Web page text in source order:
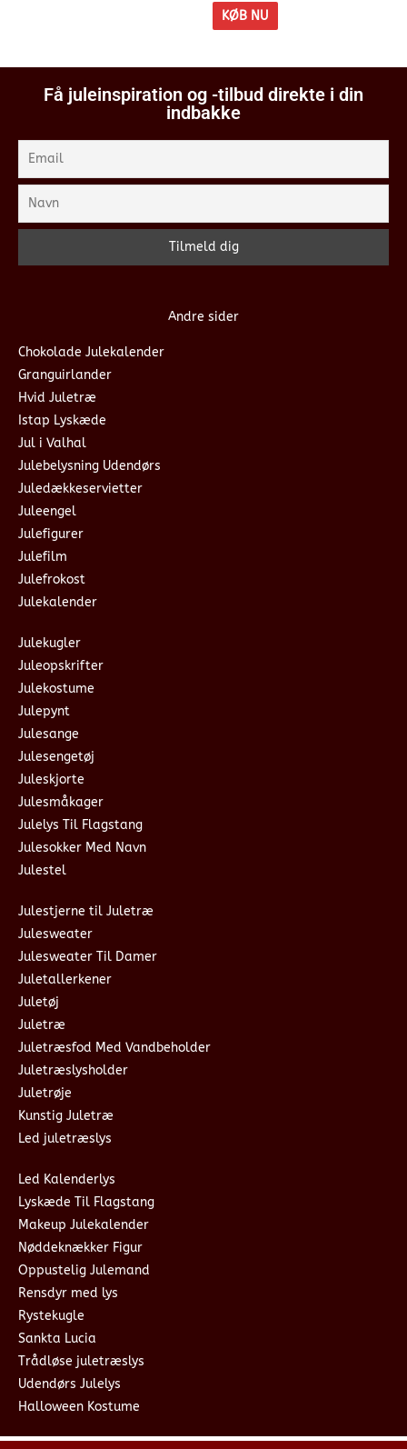
KØB NU
Få juleinspiration og -tilbud direkte i din
indbakke
Andre sider
Chokolade Julekalender
Granguirlander
Hvid Juletræ
Istap Lyskæde
Jul i Valhal
Julebelysning Udendørs
Juledækkeservietter
Juleengel
Julefigurer
Julefilm
Julefrokost
Julekalender
Julekugler
Juleopskrifter
Julekostume
Julepynt
Julesange
Julesengetøj
Juleskjorte
Julesmåkager
Julelys Til Flagstang
Julesokker Med Navn
Julestel
Julestjerne til Juletræ
Julesweater
Julesweater Til Damer
Juletallerkener
Juletøj
Juletræ
Juletræsfod Med Vandbeholder
Juletræslysholder
Juletrøje
Kunstig Juletræ
Led juletræslys
Led Kalenderlys
Lyskæde Til Flagstang
Makeup Julekalender
Nøddeknækker Figur
Oppustelig Julemand
Rensdyr med lys
Rystekugle
Sankta Lucia
Trådløse juletræslys
Udendørs Julelys
Halloween Kostume